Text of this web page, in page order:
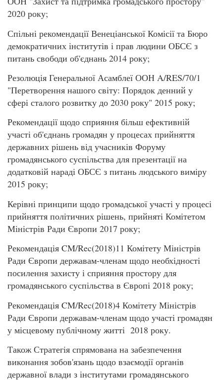
2020 року;
Спільні рекомендації Венеціанської Комісії та Бюро
демократичних інститутів і прав людини ОБСЄ з
питань свободи об'єднань 2014 року;
Резолюція Генеральної Асамблеї ООН A/RES/70/1
"Перетворення нашого світу: Порядок денний у
сфері сталого розвитку до 2030 року" 2015 року;
Рекомендації щодо сприяння більш ефективній
участі об'єднань громадян у процесах прийняття
державних рішень від учасників Форуму
громадянського суспільства для презентації на
додатковій нараді ОБСЄ з питань людського виміру
2015 року;
Керівні принципи щодо громадської участі у процесі
прийняття політичних рішень, прийняті Комітетом
Міністрів Ради Європи 2017 року;
Рекомендація CM/Rec(2018)11 Комітету Міністрів
Ради Європи державам-членам щодо необхідності
посилення захисту і сприяння простору для
громадянського суспільства в Європі 2018 року;
Рекомендація CM/Rec(2018)4 Комітету Міністрів
Ради Європи державам-членам щодо участі громадян
у місцевому публічному житті 2018 року.
Також Стратегія спрямована на забезпечення
виконання зобов'язань щодо взаємодії органів
державної влади з інститутами громадянського